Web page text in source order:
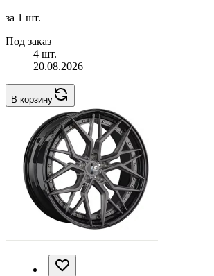
за 1 шт.
Под заказ
4 шт.
20.08.2026
В корзину